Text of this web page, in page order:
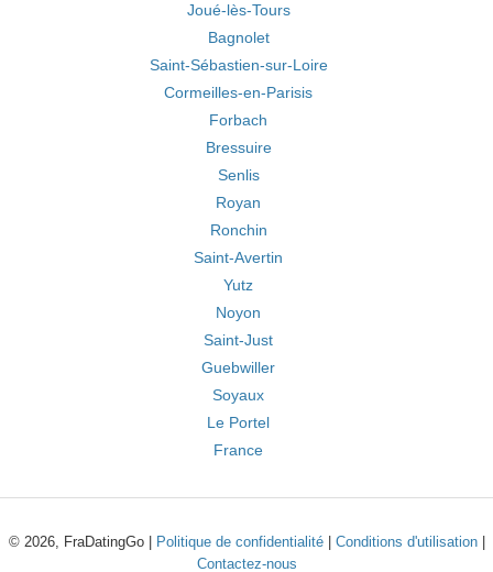
Joué-lès-Tours
Bagnolet
Saint-Sébastien-sur-Loire
Cormeilles-en-Parisis
Forbach
Bressuire
Senlis
Royan
Ronchin
Saint-Avertin
Yutz
Noyon
Saint-Just
Guebwiller
Soyaux
Le Portel
France
© 2026, FraDatingGo | Politique de confidentialité| Conditions d'utilisation|
Contactez-nous